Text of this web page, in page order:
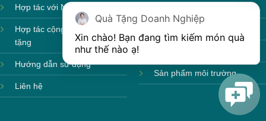
Hợp tác với Nhà cung cấp
Hợp tác cộng tác viên quà
tặng
Hướng dẫn sử dụng
Liên hệ
Sản phẩm môi trường
Quà Tặng Doanh Nghiệp
Xin chào! Bạn đang tìm kiếm món quà
như thế nào ạ!